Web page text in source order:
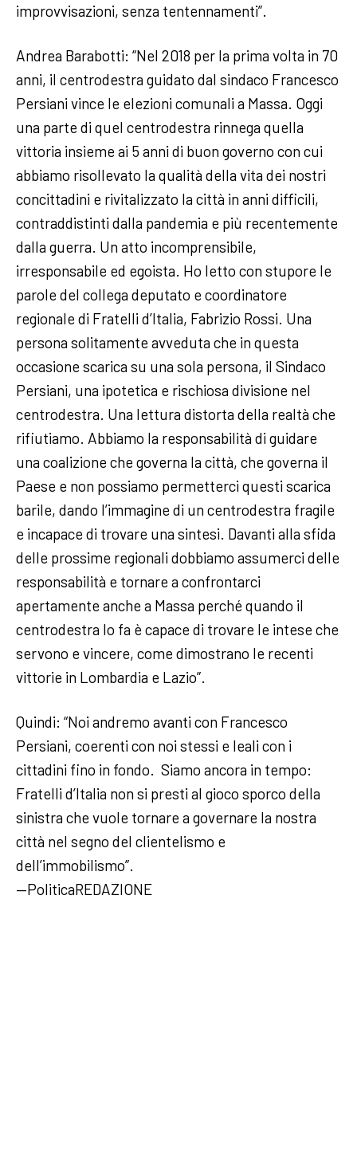
improvvisazioni, senza tentennamenti”.
Andrea Barabotti: “Nel 2018 per la prima volta in 70
anni, il centrodestra guidato dal sindaco Francesco
Persiani vince le elezioni comunali a Massa. Oggi
una parte di quel centrodestra rinnega quella
vittoria insieme ai 5 anni di buon governo con cui
abbiamo risollevato la qualità della vita dei nostri
concittadini e rivitalizzato la città in anni difficili,
contraddistinti dalla pandemia e più recentemente
dalla guerra. Un atto incomprensibile,
irresponsabile ed egoista. Ho letto con stupore le
parole del collega deputato e coordinatore
regionale di Fratelli d’Italia, Fabrizio Rossi. Una
persona solitamente avveduta che in questa
occasione scarica su una sola persona, il Sindaco
Persiani, una ipotetica e rischiosa divisione nel
centrodestra. Una lettura distorta della realtà che
rifiutiamo. Abbiamo la responsabilità di guidare
una coalizione che governa la città, che governa il
Paese e non possiamo permetterci questi scarica
barile, dando l’immagine di un centrodestra fragile
e incapace di trovare una sintesi. Davanti alla sfida
delle prossime regionali dobbiamo assumerci delle
responsabilità e tornare a confrontarci
apertamente anche a Massa perché quando il
centrodestra lo fa è capace di trovare le intese che
servono e vincere, come dimostrano le recenti
vittorie in Lombardia e Lazio”.
Quindi: “Noi andremo avanti con Francesco
Persiani, coerenti con noi stessi e leali con i
cittadini fino in fondo. Siamo ancora in tempo:
Fratelli d’Italia non si presti al gioco sporco della
sinistra che vuole tornare a governare la nostra
città nel segno del clientelismo e
dell’immobilismo”.
—PoliticaREDAZIONE